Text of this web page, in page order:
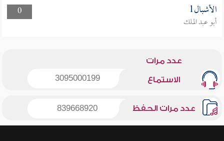
0
الأشبال1
أبو عبد الملك
عدد مرات
الاستماع 3095000199
عدد مرات الحفظ 839668920